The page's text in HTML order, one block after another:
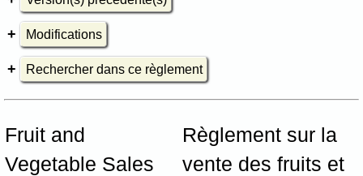
Modifications
Rechercher dans ce règlement
Fruit and
Vegetable Sales
Règlement sur la
vente des fruits et